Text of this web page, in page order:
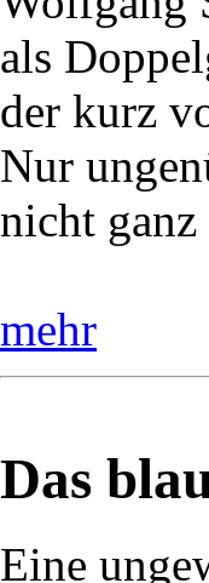
als
der kurz
Nur
nicht
mehr
Das
Eine